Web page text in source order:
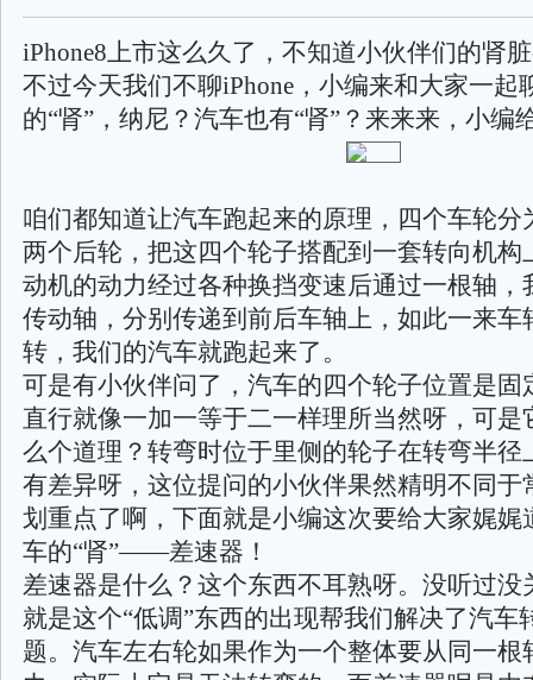
iPhone8上市这么久了，不知道小伙伴们的肾
不过今天我们不聊iPhone，小编来和大家一起
的“肾”，纳尼？汽车也有“肾”？来来来，小编
咱们都知道让汽车跑起来的原理，四个车轮分
两个后轮，把这四个轮子搭配到一套转向机构
动机的动力经过各种换挡变速后通过一根轴，
传动轴，分别传递到前后车轴上，如此一来车
转，我们的汽车就跑起来了。
可是有小伙伴问了，汽车的四个轮子位置是固
直行就像一加一等于二一样理所当然呀，可是
么个道理？转弯时位于里侧的轮子在转弯半径
有差异呀，这位提问的小伙伴果然精明不同于
划重点了啊，下面就是小编这次要给大家娓娓
车的“肾”——差速器！
差速器是什么？这个东西不耳熟呀。没听过没
就是这个“低调”东西的出现帮我们解决了汽车
题。汽车左右轮如果作为一个整体要从同一根